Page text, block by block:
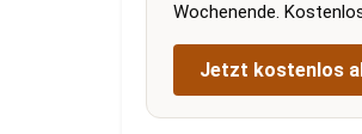
Wochenende.
Jetzt kostenlos